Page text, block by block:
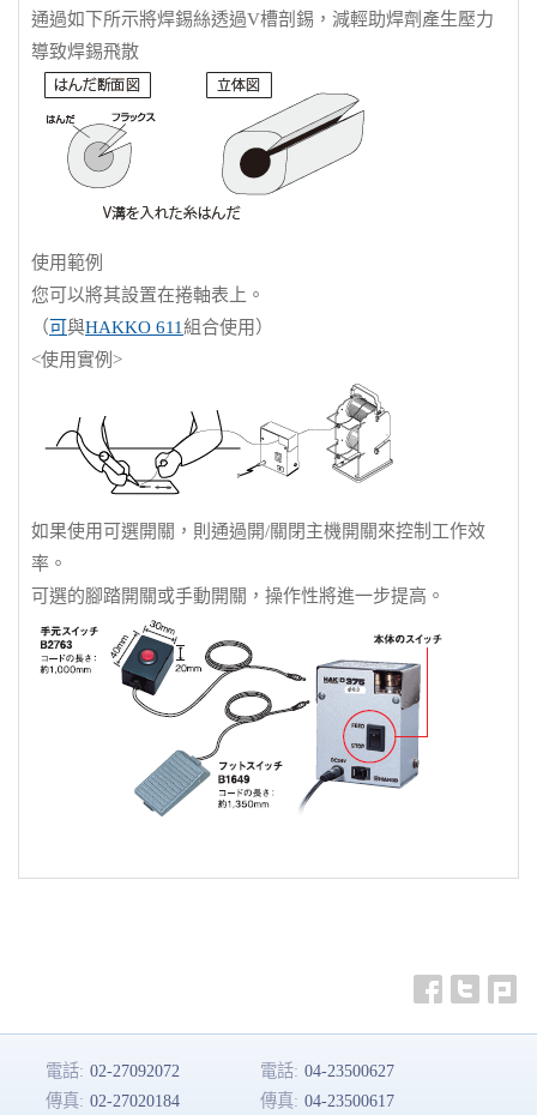
通過如下所示將焊錫絲透過V槽剖錫，減輕助焊劑產生壓力
導致焊錫飛散
使用範例
您可以將其設置在捲軸表上。
（可與HAKKO 611組合使用）
<使用實例>
如果使用可選開關，則通過開/關閉主機開關來控制工作效
率。
可選的腳踏開關或手動開關，操作性將進一步提高。
電話: 02-27092072
傳真: 02-27020184
電話: 04-23500627
傳真: 04-23500617